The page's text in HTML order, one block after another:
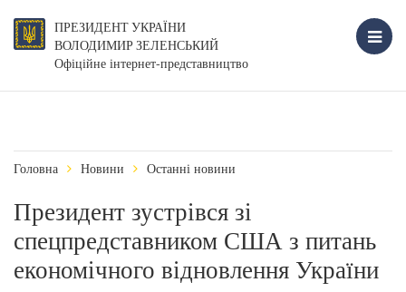
ПРЕЗИДЕНТ УКРАЇНИ
ВОЛОДИМИР ЗЕЛЕНСЬКИЙ
Офіційне інтернет-представництво
Головна Новини Останні новини
Президент зустрівся зі
спецпредставником США з питань
економічного відновлення України